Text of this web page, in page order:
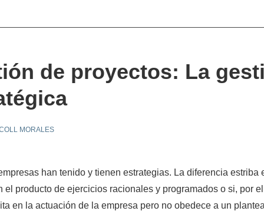
de proyectos: La
MORALES
han tenido y tienen estrategias. La diferencia estriba
el producto de ejercicios racionales y programados o si, por
en la actuación de la empresa pero no obedece a un